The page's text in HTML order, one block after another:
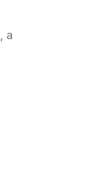
, а